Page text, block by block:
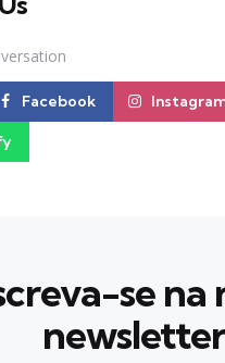
Facebook
se na
newsletter